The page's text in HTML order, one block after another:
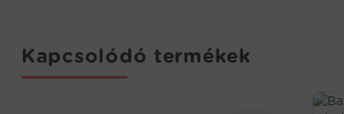
Kapcsolódó termékek